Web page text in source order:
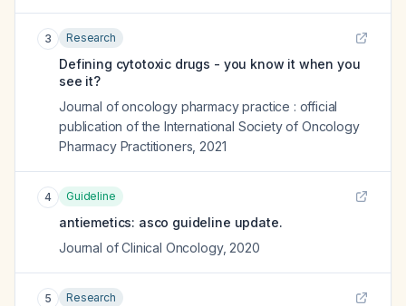
3 Research
Defining cytotoxic drugs - you know it when you
see it?
Journal of oncology pharmacy practice : official
publication of the International Society of Oncology
Pharmacy Practitioners 2021
4 Guideline
antiemetics: asco guideline update.
Journal of Clinical Oncology, 2020
5 Research